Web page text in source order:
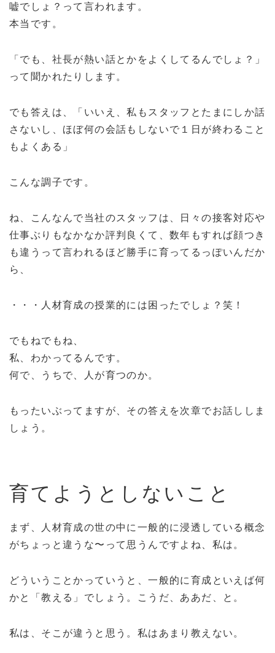
嘘でしょ？って言われます。
本当です。
「でも、社長が熱い話とかをよくしてるんでしょ？」
って聞かれたりします。
でも答えは、「いいえ、私もスタッフとたまにしか話
さないし、ほぼ何の会話もしないで１日が終わること
もよくある」
こんな調子です。
ね、こんなんで当社のスタッフは、日々の接客対応や
仕事ぶりもなかなか評判良くて、数年もすれば顔つき
も違うって言われるほど勝手に育ってるっぽいんだか
ら、
・・・人材育成の授業的には困ったでしょ？笑！
でもねでもね、
私、わかってるんです。
何で、うちで、人が育つのか。
もったいぶってますが、その答えを次章でお話ししま
しょう。
育てようとしないこと
まず、人材育成の世の中に一般的に浸透している概念
がちょっと違うな〜って思うんですよね、私は。
どういうことかっていうと、一般的に育成といえば何
かと「教える」でしょう。こうだ、ああだ、と。
私は、そこが違うと思う。私はあまり教えない。